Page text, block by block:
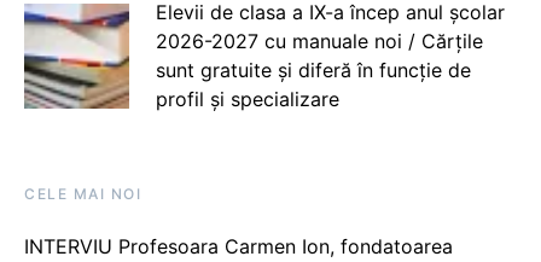
Elevii de clasa a IX-a încep anul școlar
2026-2027 cu manuale noi / Cărțile
sunt gratuite și diferă în funcție de
profil și specializare
CELE MAI NOI
INTERVIU Profesoara Carmen Ion, fondatoarea